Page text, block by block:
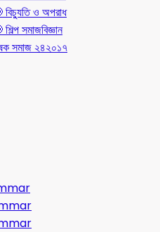
বিচ্যুতি ও অপরাধ
সমাজবিজ্ঞান
সমাজ ২৪২০১৭